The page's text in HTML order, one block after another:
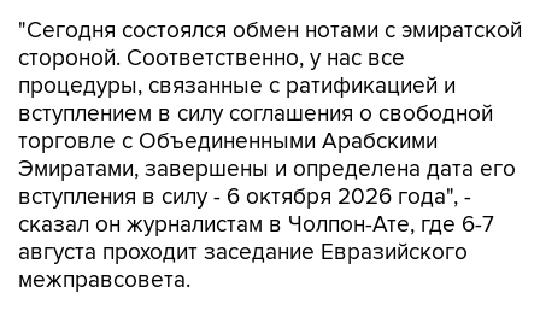
"Сегодня состоялся обмен нотами с эмиратской
стороной. Соответственно, у нас все
процедуры, связанные с ратификацией и
вступлением в силу соглашения о свободной
торговле с Объединенными Арабскими
Эмиратами, завершены и определена дата его
вступления в силу - 6 октября 2026 года", -
сказал он журналистам в Чолпон-Ате, где 6-7
августа проходит заседание Евразийского
межправсовета.